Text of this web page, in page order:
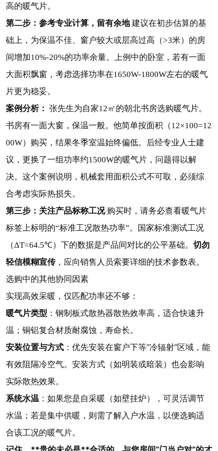
高的暖气片。
第二步：参考专业计算，留有余地建议在初步估算的基
础上，为保温不佳、窗户较大或层高过高（>3米）的房
间增加10%-20%的功率余量。上例中的卧室，若有一面
大面积飘窗，考虑选择功率在1650W-1800W左右的暖气
片更为稳妥。
案例分析： 张先生为自家12㎡的朝北书房选购暖气片。
书房有一面大窗，保温一般。他简单按面积（12×100=12
00W）购买，结果冬季室温始终偏低。后经专业人士建
议，更换了一组功率约1500W的暖气片，问题得以解
决。 这个案例说明，机械套用面积公式不可取，必须综
合考虑实际热损失。
第三步：关注产品标称工况购买时，请务必查看暖气片
标签上标明的“标准工况散热功率”。国家标准测试工况
（ΔT=64.5℃）下的数据是产品间对比的公平基础。 切勿
轻信模糊宣传，应向销售人员索要详细的技术参数表。
选购中的其他协同因素
实现高效采暖，仅匹配功率还不够：
暖气片类型 ：钢制板式散热器散热效率高，适合快速升
温；铜铝复合材质耐腐蚀，寿命长。
安装位置与方式：优先安装在窗户下等“冷辐射”区域，能
有效阻隔冷空气。安装方式（如明装或暗装）也会影响
实际散热效果。
系统水温 ：如果您是自采暖（如壁挂炉），可灵活调节
水温；若是集中供暖，则需了解入户水温，以便选购适
合该工况的暖气片。